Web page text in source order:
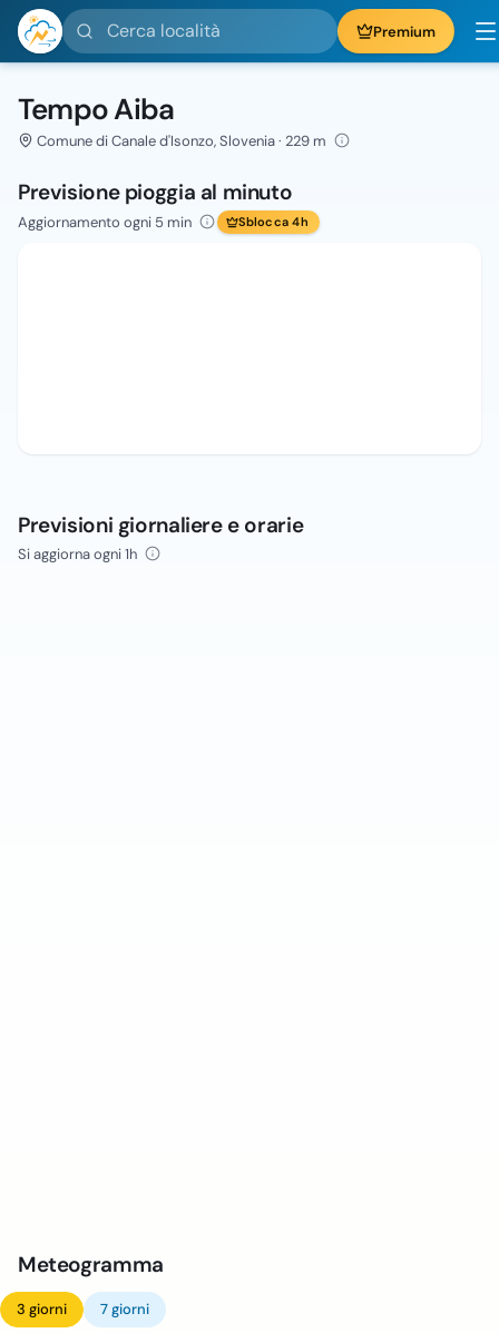
Cerca località Premium
Tempo Aiba
Comune di Canale d'Isonzo, Slovenia · 229 m
Previsione pioggia al minuto
Aggiornamento ogni 5 min Sblocca 4h
Previsioni giornaliere e orarie
Si aggiorna ogni 1h
Meteogramma
3 giorni 7 giorni